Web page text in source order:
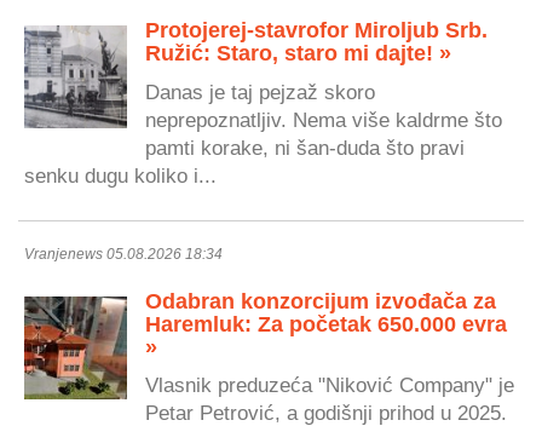
Protojerej-stavrofor Miroljub Srb.
Ružić: Staro, staro mi dajte! »
Danas je taj pejzaž skoro
neprepoznatljiv. Nema više kaldrme što
pamti korake, ni šan-duda što pravi
senku dugu koliko i...
Vranjenews 05.08.2026 18:34
Odabran konzorcijum izvođača za
Haremluk: Za početak 650.000 evra
»
Vlasnik preduzeća "Niković Company" je
Petar Petrović, a godišnji prihod u 2025.